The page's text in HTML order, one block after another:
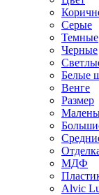
Серые
Темные
Черные
Белые
Венге
Размер
МДФ
Alvic